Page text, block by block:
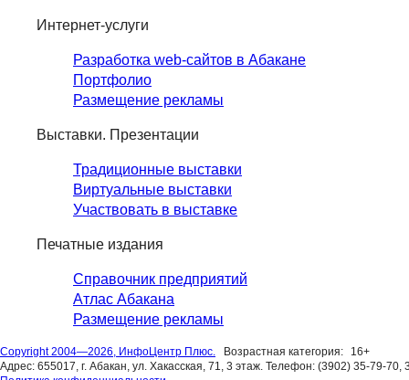
Интернет-услуги
Разработка web-сайтов в Абакане
Портфолио
Размещение рекламы
Выставки. Презентации
Традиционные выставки
Виртуальные выставки
Участвовать в выставке
Печатные издания
Справочник предприятий
Атлас Абакана
Размещение рекламы
Copyright 2004—2026, ИнфоЦентр Плюс. Возрастная категория:
16+
Адрес: 655017, г. Абакан, ул. Хакасская, 71, 3 этаж. Телефон: (3902) 35-79-